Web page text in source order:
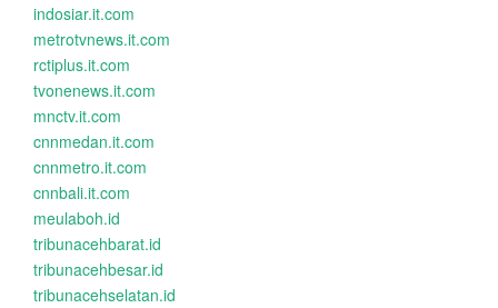
indosiar.it.com
metrotvnews.it.com
rctiplus.it.com
tvonenews.it.com
mnctv.it.com
cnnmedan.it.com
cnnmetro.it.com
cnnbali.it.com
meulaboh.id
tribunacehbarat.id
tribunacehbesar.id
tribunacehselatan.id